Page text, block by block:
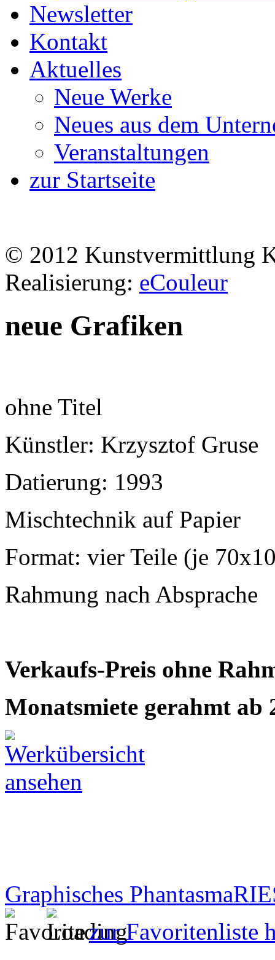
Newsletter
Kontakt
Aktuelles
Neue Werke
Neues aus dem
Veranstaltungen
zur Startseite
© 2012 Kunstvermittlung
Realisierung: eCouleur
neue Grafiken
ohne Titel
Künstler: Krzysztof Gruse
Datierung: 1993
Mischtechnik auf Papier
Format: vier Teile (je
Rahmung nach Absprache
Verkaufs-Preis ohne
Monatsmiete gerahmt ab
Graphisches Phantasma
zur Favoritenliste